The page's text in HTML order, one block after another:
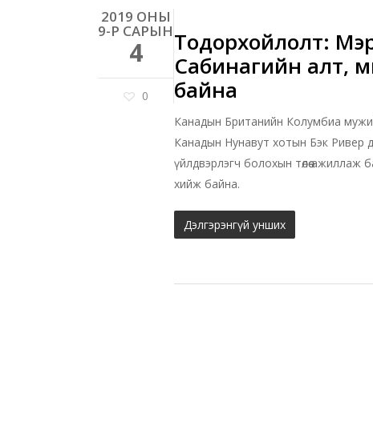
2019 ОНЫ
9-Р САРЫН
4
0
Тодорхойлолт:
Сабинагийн алт,
байна
Канадын Британийн Колумбиа
Канадын Нунавут хотын Бэк Ривер
үйлдвэрлэгч болохын төлөө ажиллаж
хийж байна.
Дэлгэрэнгүй унших